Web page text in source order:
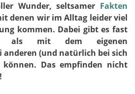
Wunder, seltsamer Fakten
denen wir im Alltag leider viel
kommen. Dabei gibt es fast
als mit dem eigenen
anderen (und natürlich bei sich
Das empfinden nicht